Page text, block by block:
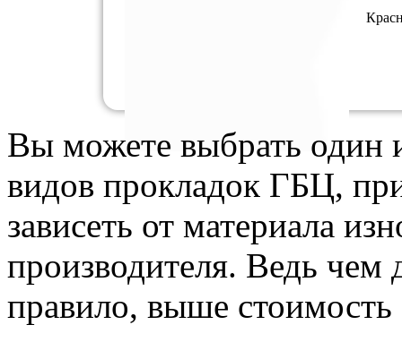
Вы можете выбрать один
видов прокладок ГБЦ,
зависеть от материала
производителя. Ведь чем
правило, выше